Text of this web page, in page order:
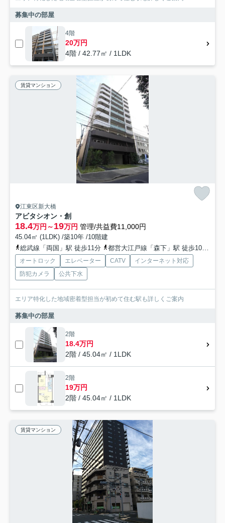
募集中の部屋
4階
20万円
4階 / 42.77㎡ / 1LDK
賃貸マンション
江東区新大橋
アビタシオン・創
18.4万円～19万円 管理/共益費11,000円
45.04㎡ (1LDK) /築10年 /10階建
総武線「両国」駅 徒歩11分
都営大江戸線「森下」駅 徒歩10分
オートロック エレベーター CATV
インターネット対応
防犯カメラ
公共下水
エリア特化した地域密着型担当が初めて住む駅も詳しくご案内
募集中の部屋
2階
18.4万円
2階 / 45.04㎡ / 1LDK
2階
19万円
2階 / 45.04㎡ / 1LDK
賃貸マンション